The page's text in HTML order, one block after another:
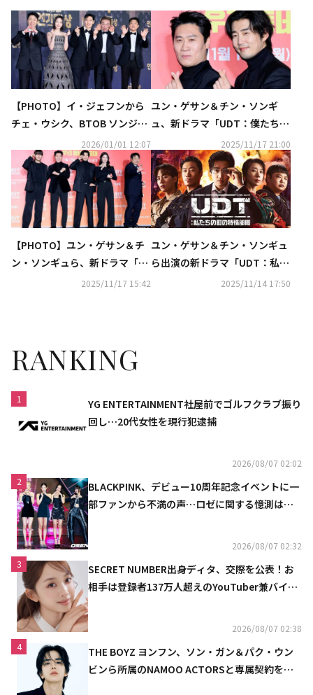
【PHOTO】イ・ジェフンから
チェ・ウシク、BTOB ソンジェ
まで「2025 SBS演技大賞」レ
ッドカーペットに登場
2026/01/01 12:07
ユン・ゲサン＆チン・ソンギ
ュ、新ドラマ「UDT：僕たちの
町の特攻隊」で8年ぶりの共演
に期待“僕たちは運命に近い気
がする”
2025/11/17 21:00
【PHOTO】ユン・ゲサン＆チ
ン・ソンギュら、新ドラマ「U
DT：私たちの町の特殊部隊」
2025/11/17 15:42
ユン・ゲサン＆チン・ソンギュ
ら出演の新ドラマ「UDT：私た
ちの町の特殊部隊」U-NEXTに
2025/11/14 17:50
RANKING
1
YG ENTERTAINMENT社屋前でゴルフクラブ振り
回し…20代女性を現行犯逮捕
2026/08/07 02:02
2
BLACKPINK、デビュー10周年記念イベントに一
部ファンから不満の声…ロゼに関する憶測は否
2026/08/07 02:32
3
SECRET NUMBER出身ディタ、交際を公表！お
相手は登録者137万人超えのYouTuber兼バイオ
2026/08/07 02:38
4
THE BOYZ ヨンフン、ソン・ガン＆パク・ウン
ビンら所属のNAMOO ACTORSと専属契約を締